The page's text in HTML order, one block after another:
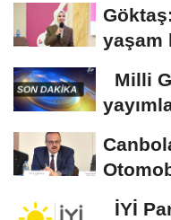
yaşam
Milli
İYİ